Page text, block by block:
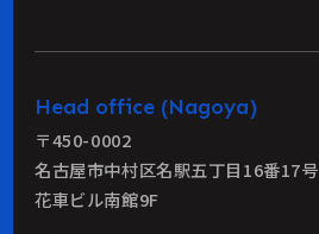
Head office (Nagoya)
〒450-0002
名古屋市中村区名駅五丁目16番17号
花車ビル南館9F